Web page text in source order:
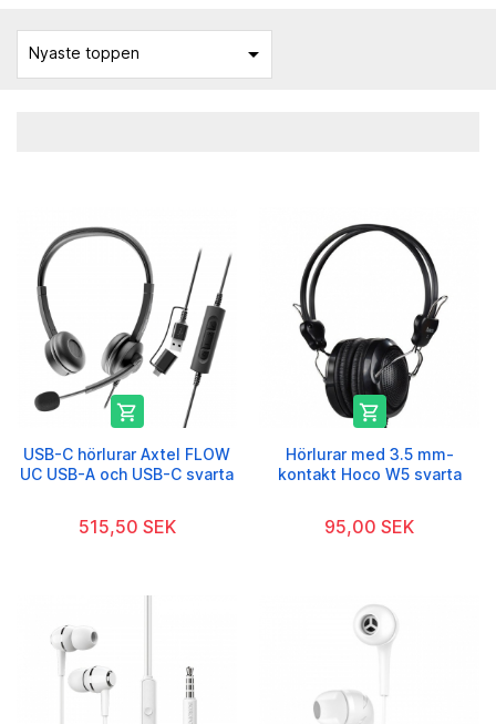
Nyaste toppen 

USB-C hörlurar Axtel FLOW
UC USB-A och USB-C svarta
515,50 SEK

Hörlurar med 3.5 mm-
kontakt Hoco W5 svarta
95,00 SEK